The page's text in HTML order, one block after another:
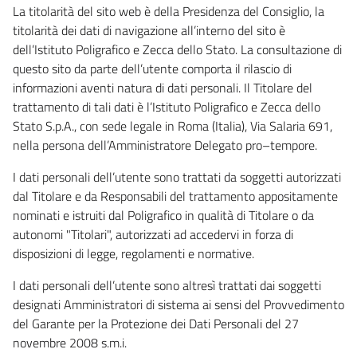
La titolarità del sito web è della Presidenza del Consiglio, la
titolarità dei dati di navigazione all’interno del sito è
dell’Istituto Poligrafico e Zecca dello Stato. La consultazione di
questo sito da parte dell’utente comporta il rilascio di
informazioni aventi natura di dati personali. Il Titolare del
trattamento di tali dati è l’Istituto Poligrafico e Zecca dello
Stato S.p.A., con sede legale in Roma (Italia), Via Salaria 691,
nella persona dell’Amministratore Delegato pro–tempore.
I dati personali dell’utente sono trattati da soggetti autorizzati
dal Titolare e da Responsabili del trattamento appositamente
nominati e istruiti dal Poligrafico in qualità di Titolare o da
autonomi "Titolari", autorizzati ad accedervi in forza di
disposizioni di legge, regolamenti e normative.
I dati personali dell’utente sono altresì trattati dai soggetti
designati Amministratori di sistema ai sensi del Provvedimento
del Garante per la Protezione dei Dati Personali del 27
novembre 2008 s.m.i.